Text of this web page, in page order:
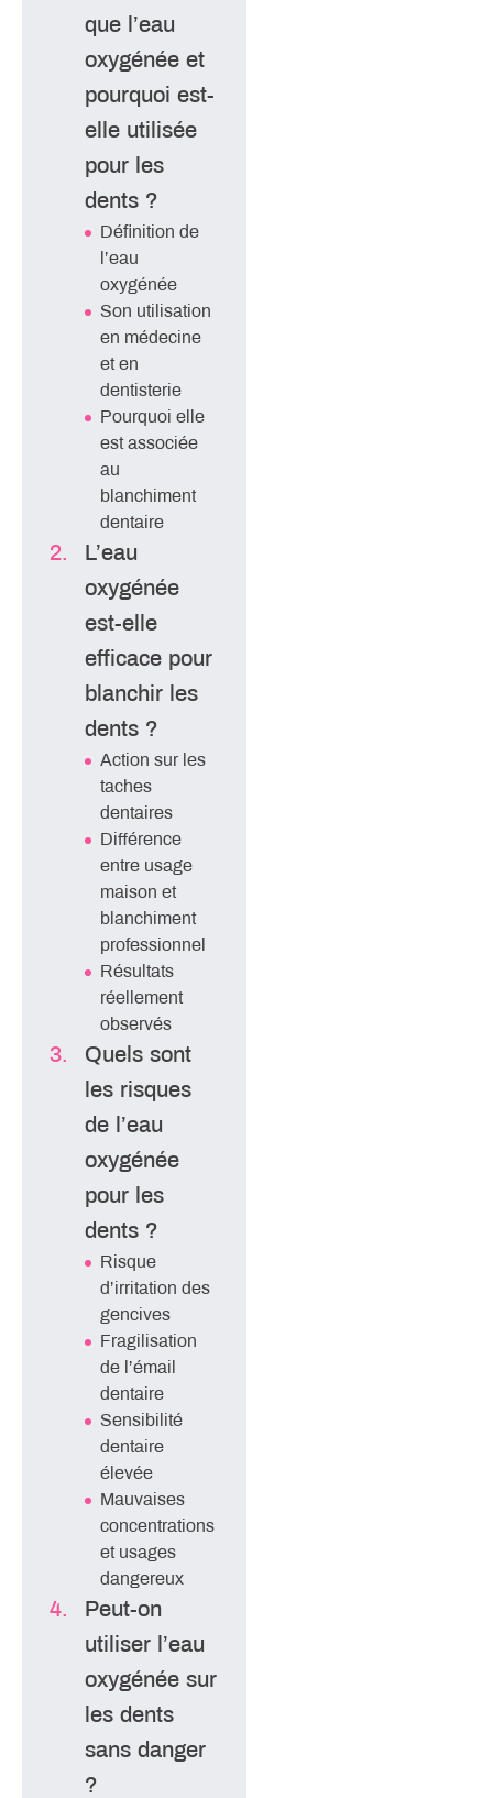
que l’eau
oxygénée et
pourquoi est-
elle utilisée
pour les
dents ?
Définition de
l’eau
oxygénée
Son utilisation
en médecine
et en
dentisterie
Pourquoi elle
est associée
au
blanchiment
dentaire
L’eau
oxygénée
est-elle
efficace pour
blanchir les
dents ?
Action sur les
taches
dentaires
Différence
entre usage
maison et
blanchiment
professionnel
Résultats
réellement
observés
Quels sont
les risques
de l’eau
oxygénée
pour les
dents ?
Risque
d’irritation des
gencives
Fragilisation
de l’émail
dentaire
Sensibilité
dentaire
élevée
Mauvaises
concentrations
et usages
dangereux
Peut-on
utiliser l’eau
oxygénée sur
les dents
sans danger
?